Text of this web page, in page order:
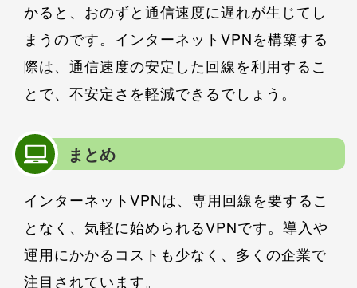
かると、おのずと通信速度に遅れが生じてし
まうのです。インターネットVPNを構築する
際は、通信速度の安定した回線を利用するこ
とで、不安定さを軽減できるでしょう。
まとめ
インターネットVPNは、専用回線を要するこ
となく、気軽に始められるVPNです。導入や
運用にかかるコストも少なく、多くの企業で
注目されています。